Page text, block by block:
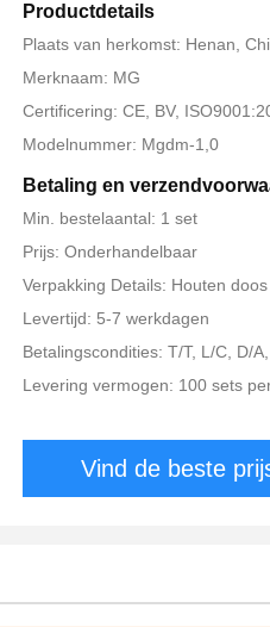
Productdetails
Plaats van herkomst: Henan,
Merknaam: MG
Certificering: CE, BV,
Modelnummer: Mgdm-1,0
Betaling en
Min. bestelaantal: 1 set
Prijs: Onderhandelbaar
Verpakking Details: Houten
Levertijd: 5-7 werkdagen
Betalingscondities: T/T, L/C, D/
Levering vermogen: 100 sets
Vind de beste